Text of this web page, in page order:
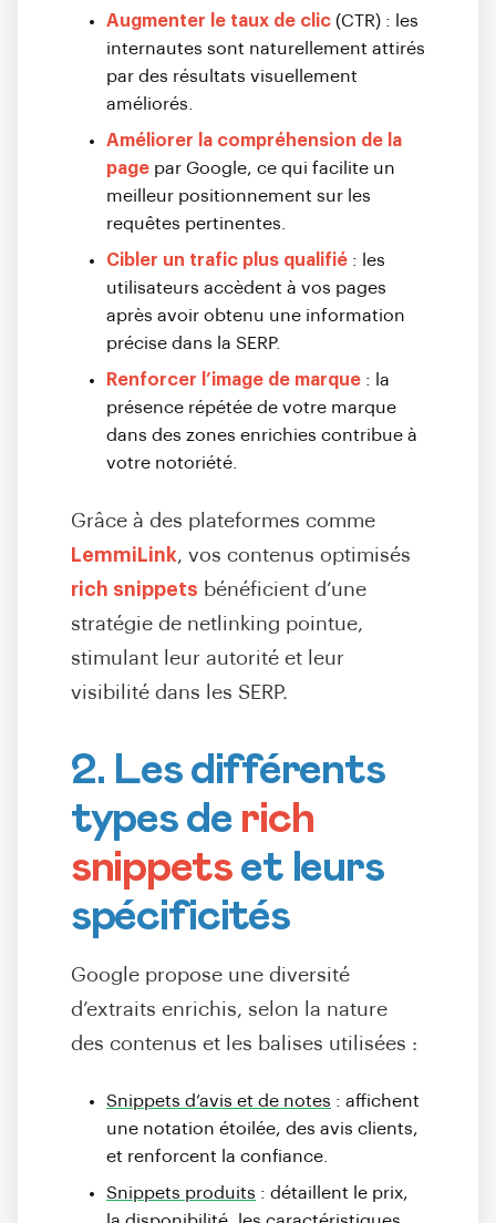
Augmenter le taux de clic (CTR) : les
internautes sont naturellement attirés
par des résultats visuellement
améliorés.
Améliorer la compréhension de la
page par Google, ce qui facilite un
meilleur positionnement sur les
requêtes pertinentes.
Cibler un trafic plus qualifié : les
utilisateurs accèdent à vos pages
après avoir obtenu une information
précise dans la SERP.
Renforcer l’image de marque : la
présence répétée de votre marque
dans des zones enrichies contribue à
votre notoriété.
Grâce à des plateformes comme
LemmiLink, vos contenus optimisés
rich snippets bénéficient d’une
stratégie de netlinking pointue,
stimulant leur autorité et leur
visibilité dans les SERP.
2. Les différents
types de rich
snippetset leurs
spécificités
Google propose une diversité
d’extraits enrichis, selon la nature
des contenus et les balises utilisées :
Snippets d’avis et de notes : affichent
une notation étoilée, des avis clients,
et renforcent la confiance.
Snippets produits : détaillent le prix,